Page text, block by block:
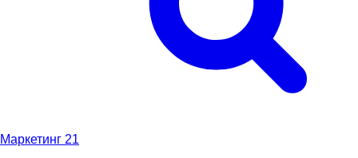
Маркетинг 21